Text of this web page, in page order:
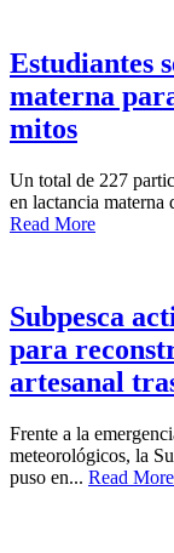
Estudiantes
materna
mitos
Un total de 227
en lactancia materna
Read More
Subpesca
para
artesanal
Frente a la
meteorológicos, la
puso en... Read More